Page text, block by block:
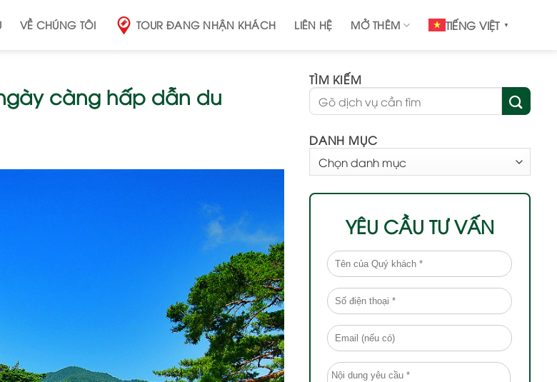
VỀ CHÚNG TÔI TOUR ĐANG NHẬN KHÁCH LIÊN HỆ MỞ THÊM TIẾNG VIỆT ▼
càng hấp dẫn du
TÌM KIẾM
DANH MỤC
MỤC
YÊU CẦU TƯ VẤN